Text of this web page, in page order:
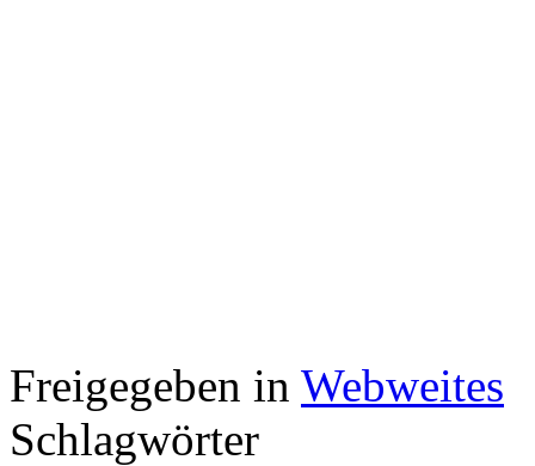
Freigegeben in Webweites
Schlagwörter